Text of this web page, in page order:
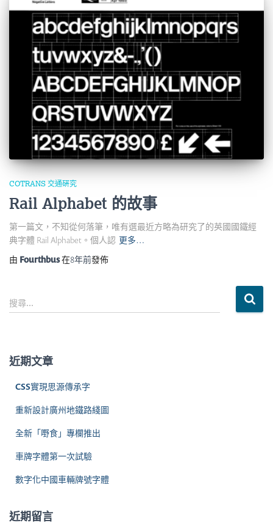
COTRANS 交通硏究
Rail Alphabet 的故事
第一篇文，不知從何落筆，唯有選最近方略為研究了的英國國鐵經
典字體 Rail Alphabet。個人認 更多…
由 Fourthbus在8年前發佈
搜
尋
:
搜尋...
近期文章
CSS實現思源傳承字
重新設計廣州地鐵路綫圖
全新「嘢食」專欄推出
車牌字體第一次試驗
數字化中國車輛牌號字體
近期留言